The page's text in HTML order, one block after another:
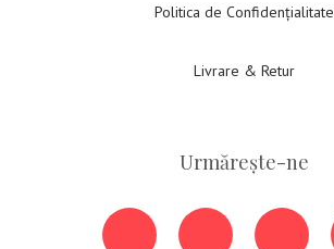
Politica de Confidențialitate
Livrare & Retur
Urmărește-ne